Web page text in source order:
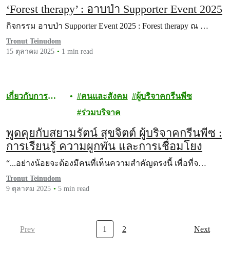
‘Forest therapy’ : อาบป่า Supporter Event 2025
กิจกรรม อาบป่า Supporter Event 2025 : Forest therapy ณ …
Tronut Teinudom
15 ตุลาคม 2025
1 min read
เกี่ยวกับการ
คนและสังคม
ผู้บริจาคกรีนพีซ
ร่วมบริจาค
พูดคุยกับสยามรัตน์ สุขจิตต์ ผู้บริจาคกรีนพีซ :
การเรียนรู้ ความผูกพัน และการเชื่อมโยง
“...อย่างน้อยจะต้องมีคนที่เห็นความสำคัญตรงนี้ เพื่อที่จ…
Tronut Teinudom
9 ตุลาคม 2025
5 min read
Prev 1 2 Next